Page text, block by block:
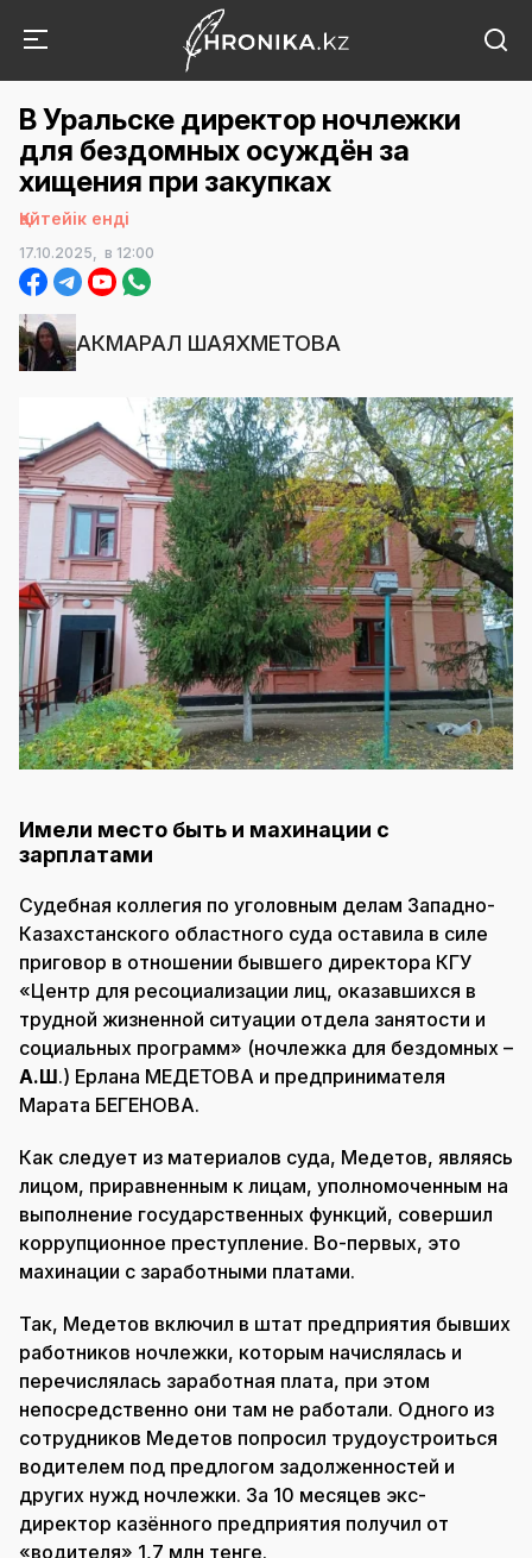
В Уральске директор ночлежки
для бездомных осуждён за
хищения при закупках
Қайтейік енді
17.10.2025, в 12:00
АКМАРАЛ ШАЯХМЕТОВА
Имели место быть и махинации с
зарплатами
Судебная коллегия по уголовным делам Западно-
Казахстанского областного суда оставила в силе
приговор в отношении бывшего директора КГУ
«Центр для ресоциализации лиц, оказавшихся в
трудной жизненной ситуации отдела занятости и
социальных программ» (ночлежка для бездомных –
А.Ш.) Ерлана МЕДЕТОВА и предпринимателя
Марата БЕГЕНОВА.
Как следует из материалов суда, Медетов, являясь
лицом, приравненным к лицам, уполномоченным на
выполнение государственных функций, совершил
коррупционное преступление. Во-первых, это
махинации с заработными платами.
Так, Медетов включил в штат предприятия бывших
работников ночлежки, которым начислялась и
перечислялась заработная плата, при этом
непосредственно они там не работали. Одного из
сотрудников Медетов попросил трудоустроиться
водителем под предлогом задолженностей и
других нужд ночлежки. За 10 месяцев экс-
директор казённого предприятия получил от
«водителя» 1,7 млн тенге.